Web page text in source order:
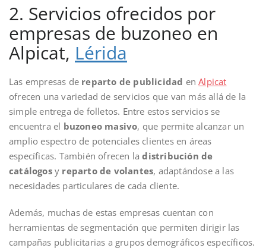
2. Servicios ofrecidos por
empresas de buzoneo en
Alpicat, Lérida
Las empresas de reparto de publicidad enAlpicat
ofrecen una variedad de servicios que van más allá de la
simple entrega de folletos. Entre estos servicios se
encuentra el buzoneo masivo, que permite alcanzar un
amplio espectro de potenciales clientes en áreas
específicas. También ofrecen ladistribución de
catálogosy reparto de volantes, adaptándose a las
necesidades particulares de cada cliente.
Además, muchas de estas empresas cuentan con
herramientas de segmentación que permiten dirigir las
campañas publicitarias a grupos demográficos específicos.